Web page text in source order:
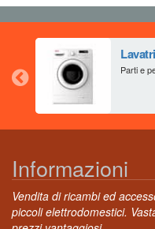
Parti e
Informazioni
Vendita di ricambi ed
piccoli elettrodomestici.